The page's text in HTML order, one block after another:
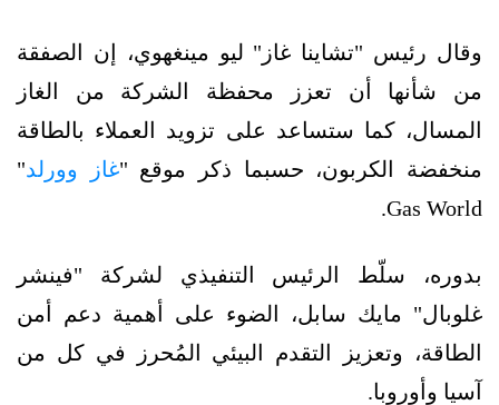
وقال رئيس "تشاينا غاز" ليو مينغهوي، إن الصفقة
من شأنها أن تعزز محفظة الشركة من الغاز
المسال، كما ستساعد على تزويد العملاء بالطاقة
منخفضة الكربون، حسبما ذكر موقع "غاز وورلد"
Gas World.
بدوره، سلّط الرئيس التنفيذي لشركة "فينشر
غلوبال" مايك سابل، الضوء على أهمية دعم أمن
الطاقة، وتعزيز التقدم البيئي المُحرز في كل من
آسيا وأوروبا.